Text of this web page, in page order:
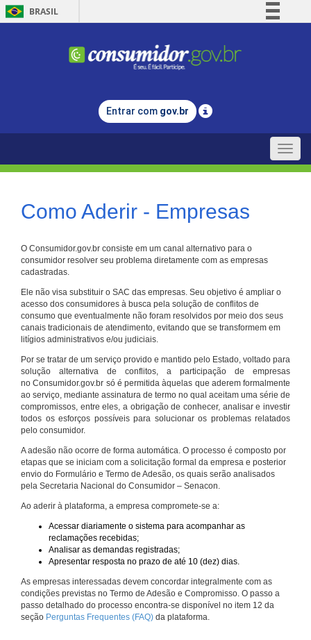
BRASIL
Comunica BR
Legislação
Entrar com gov.br
Toggle
Como Aderir - Empresas
O Consumidor.gov.br consiste em um canal alternativo para o
consumidor resolver seu problema diretamente com as empresas
cadastradas.
Ele não visa substituir o SAC das empresas. Seu objetivo é ampliar o
acesso dos consumidores à busca pela solução de conflitos de
consumo que eventualmente não foram resolvidos por meio dos seus
canais tradicionais de atendimento, evitando que se transformem em
litígios administrativos e/ou judiciais.
Por se tratar de um serviço provido e mantido pelo Estado, voltado para
solução alternativa de conflitos, a participação de empresas
no Consumidor.gov.br só é permitida àquelas que aderem formalmente
ao serviço, mediante assinatura de termo no qual aceitam uma série de
compromissos, entre eles, a obrigação de conhecer, analisar e investir
todos os esforços possíveis para solucionar os problemas relatados
pelo consumidor.
A adesão não ocorre de forma automática. O processo é composto por
etapas que se iniciam com a solicitação formal da empresa e posterior
envio do Formulário e Termo de Adesão, os quais serão analisados
pela Secretaria Nacional do Consumidor – Senacon.
Ao aderir à plataforma, a empresa compromete-se a:
Acessar diariamente o sistema para acompanhar as
reclamações recebidas;
Analisar as demandas registradas;
Apresentar resposta no prazo de até 10 (dez) dias.
As empresas interessadas devem concordar integralmente com as
condições previstas no Termo de Adesão e Compromisso. O passo a
passo detalhado do processo encontra-se disponível no item 12 da
seção Perguntas Frequentes (FAQ) da plataforma.